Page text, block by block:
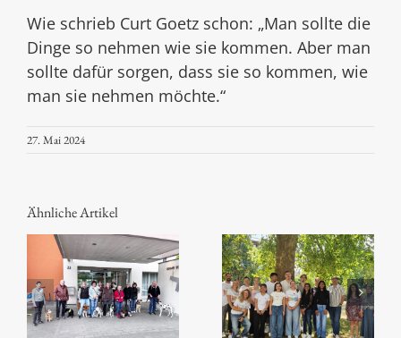
Wie schrieb Curt Goetz schon: „Man sollte die
Dinge so nehmen wie sie kommen. Aber man
sollte dafür sorgen, dass sie so kommen, wie
man sie nehmen möchte.“
27. Mai 2024
Ähnliche Artikel